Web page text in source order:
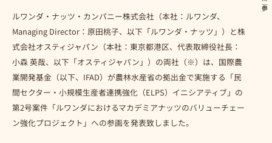
ルワンダ・ナッツ・カンパニー株式会社（本社：ルワンダ、
Managing Director：原田桃子、以下「ルワンダ・ナッツ」）と株
式会社オスティジャパン（本社：東京都港区、代表取締役社長：
小森 英哉、以下「オスティジャパン」）の両社（※）は、国際農
業開発基金（以下、IFAD）が農林水産省の拠出金で実施する「民
間セクター・小規模生産者連携強化（ELPS）イニシアティブ」の
第2号案件「ルワンダにおけるマカデミアナッツのバリューチェー
ン強化プロジェクト」への参画を発表致しました。